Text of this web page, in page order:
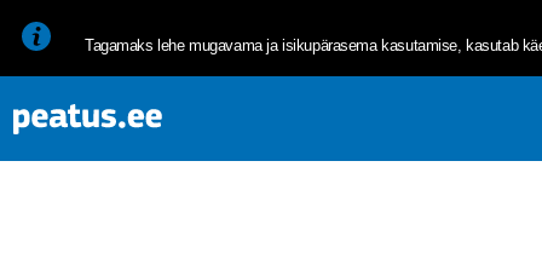
<p><span style="font-size: 10pt; line-height: 107%; font-family:
Tagamaks lehe mugavama ja isikupärasema kasutamise, kasutab